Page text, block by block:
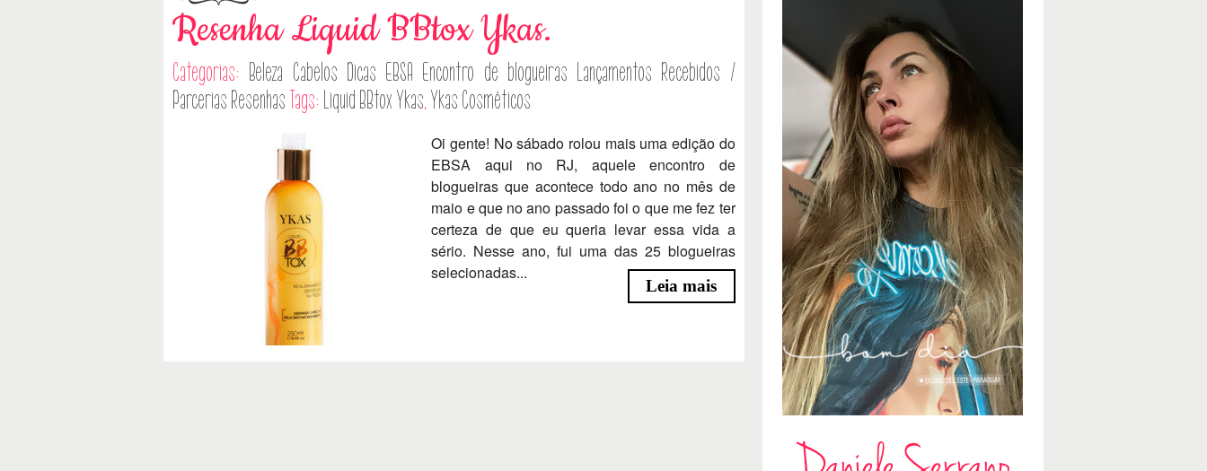
Resenha Liquid BBtox Ykas.
Categorias: Beleza Cabelos Dicas EBSA Encontro de blogueiras Lançamentos Recebidos /
Parcerias Resenhas Tags: Liquid BBtox Ykas, Ykas Cosméticos
Oi gente! No sábado rolou mais uma edição do
EBSA aqui no RJ, aquele encontro de
blogueiras que acontece todo ano no mês de
maio e que no ano passado foi o que me fez ter
certeza de que eu queria levar essa vida a
sério. Nesse ano, fui uma das 25 blogueiras
selecionadas...
Leia mais